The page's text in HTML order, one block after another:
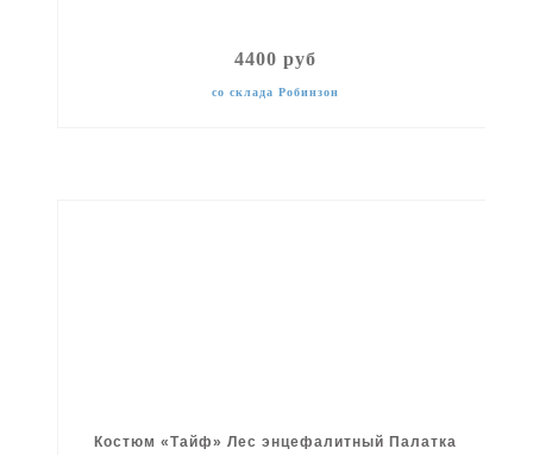
4400 руб
со склада Робинзон
Костюм «Тайф» Лес энцефалитный Палатка